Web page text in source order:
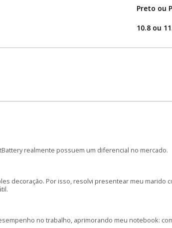
Preto ou
10.8 ou
realmente possuem um diferencial no mercado.
decoração. Por isso, resolvi presentear meu marido
no trabalho, aprimorando meu notebook: